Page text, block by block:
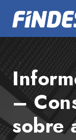
–
sobre